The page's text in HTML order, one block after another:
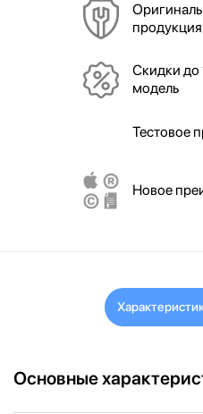
продукция
Скидки до
модель
Тестовое
Новое
Основные